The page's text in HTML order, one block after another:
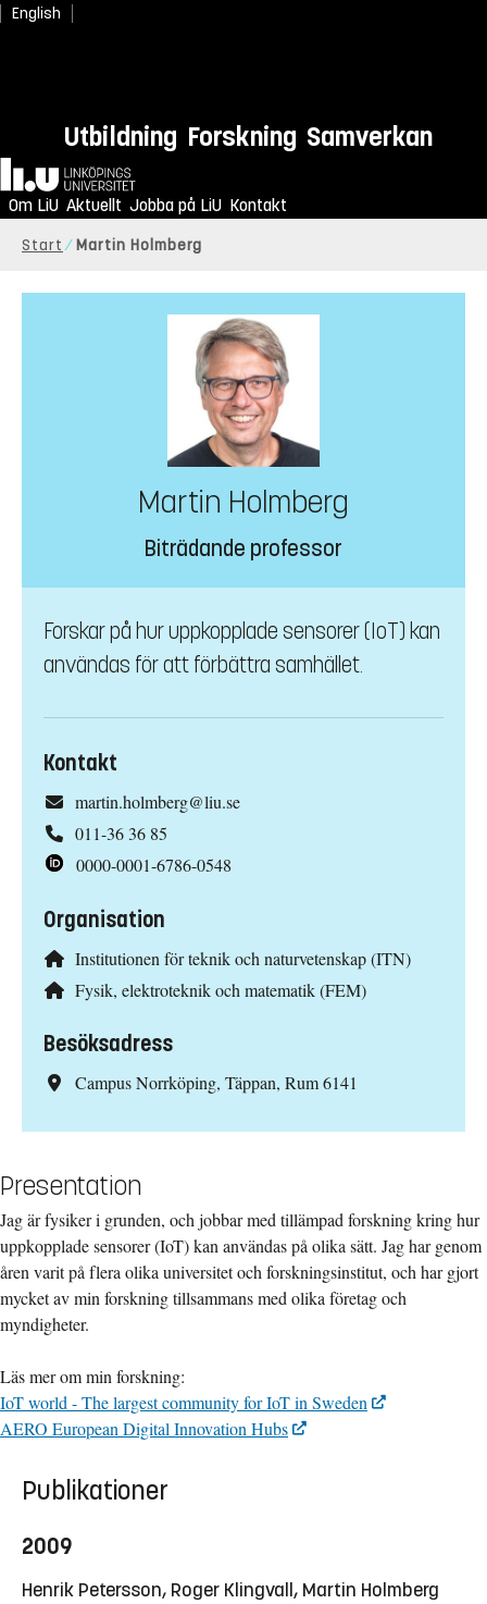
English
Utbildning Forskning Samverkan
Hem
Om LiU Aktuellt Jobba på LiU Kontakt
Start Martin Holmberg
Martin Holmberg
Biträdande professor
Forskar på hur uppkopplade sensorer (IoT) kan
användas för att förbättra samhället.
Kontakt
martin.holmberg@liu.se
011-36 36 85
0000-0001-6786-0548
Organisation
Institutionen för teknik och naturvetenskap (ITN)
Fysik, elektroteknik och matematik (FEM)
Besöksadress
Campus Norrköping, Täppan, Rum 6141
Presentation
Jag är fysiker i grunden, och jobbar med tillämpad forskning kring hur
uppkopplade sensorer (IoT) kan användas på olika sätt. Jag har genom
åren varit på flera olika universitet och forskningsinstitut, och har gjort
mycket av min forskning tillsammans med olika företag och
myndigheter.
Läs mer om min forskning:
IoT world - The largest community for IoT in Sweden
AERO European Digital Innovation Hubs
Publikationer
2009
Henrik Petersson, Roger Klingvall, Martin Holmberg